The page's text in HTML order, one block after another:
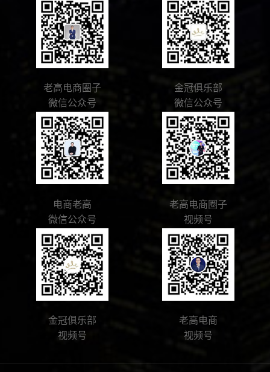
老高电商圈子
微信公众号
金冠俱乐部
微信公众号
电商老高
微信公众号
老高电商圈子
视频号
金冠俱乐部
视频号
老高电商
视频号